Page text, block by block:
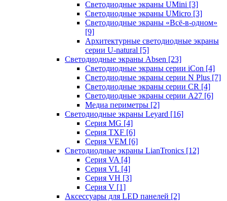
Светодиодные экраны UMini [3]
Светодиодные экраны UMicro [3]
Светодиодные экраны «Всё-в-одном»
[9]
Архитектурные светодиодные экраны
серии U-natural [5]
Светодиодные экраны Absen [23]
Светодиодные экраны серии iCon [4]
Светодиодные экраны серии N Plus [7]
Светодиодные экраны серии CR [4]
Светодиодные экраны серии А27 [6]
Медиа периметры [2]
Светодиодные экраны Leyard [16]
Серия MG [4]
Серия TXF [6]
Серия VEM [6]
Светодиодные экраны LianTronics [12]
Серия VA [4]
Серия VL [4]
Серия VH [3]
Серия V [1]
Аксессуары для LED панелей [2]